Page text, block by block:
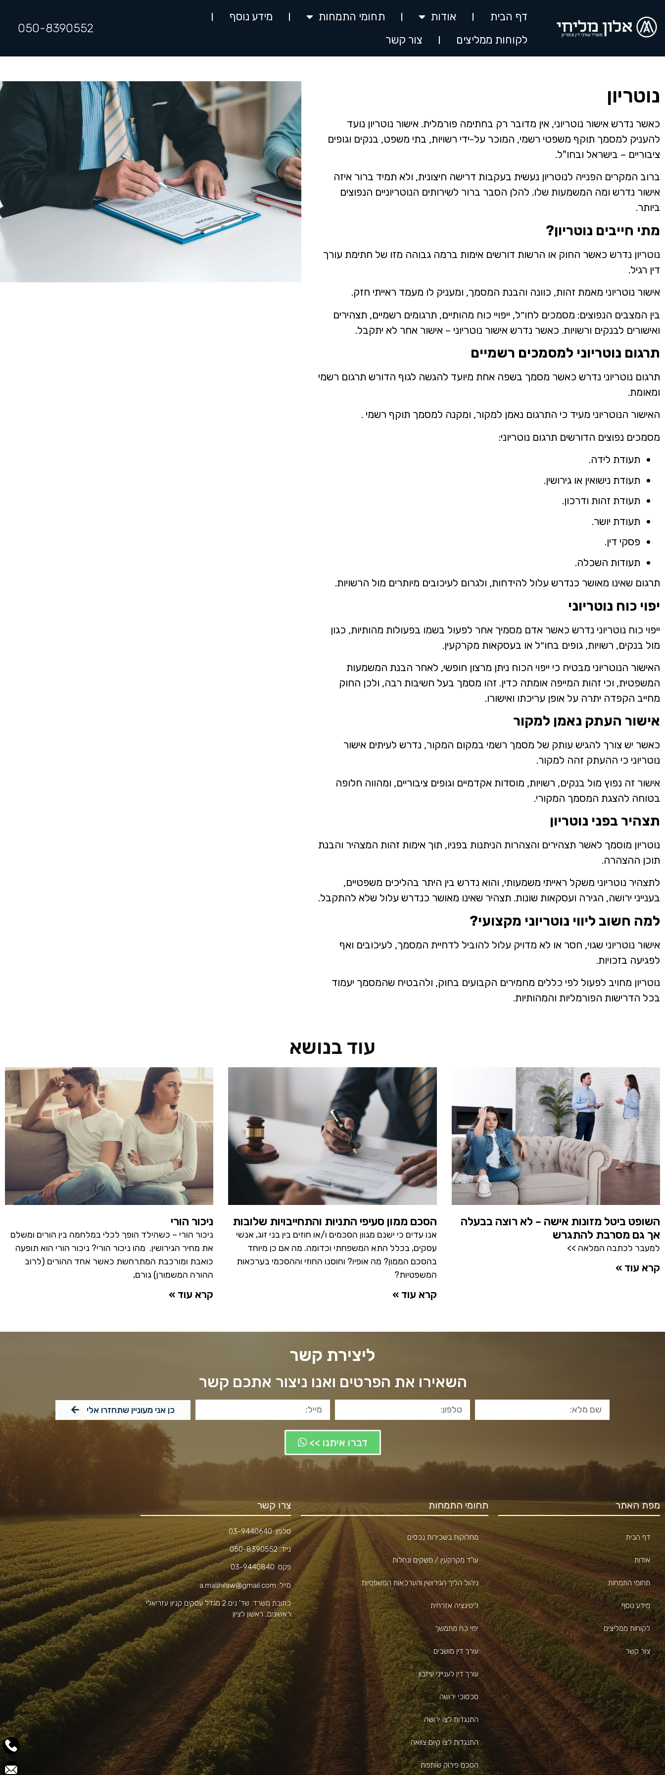
דף הבית אודות תחומי התמחות
מידע נוסף
לקוחות ממליצים
צור קשר
050-8390552
נוטריון
כאשר נדרש אישור נוטריוני, אין מדובר רק בחתימה פורמלית. אישור נוטריון נועד
להעניק למסמך תוקף משפטי רשמי, המוכר על-ידי רשויות, בתי משפט, בנקים וגופים
ציבוריים – בישראל ובחו"ל.
ברוב המקרים הפנייה לנוטריון נעשית בעקבות דרישה חיצונית, ולא תמיד ברור איזה
אישור נדרש ומה המשמעות שלו. להלן הסבר ברור לשירותים הנוטריוניים הנפוצים
ביותר.
מתי חייבים נוטריון?
נוטריון נדרש כאשר החוק או הרשות דורשים אימות ברמה גבוהה מזו של חתימת עורך
דין רגיל.
אישור נוטריוני מאמת זהות, כוונה והבנת המסמך, ומעניק לו מעמד ראייתי חזק.
בין המצבים הנפוצים: מסמכים לחו״ל, ייפויי כוח מהותיים, תרגומים רשמיים, תצהירים
ואישורים לבנקים ורשויות. כאשר נדרש אישור נוטריוני – אישור אחר לא יתקבל.
תרגום נוטריוני למסמכים רשמיים
תרגום נוטריוני נדרש כאשר מסמך בשפה אחת מיועד להגשה לגוף הדורש תרגום רשמי
ומאומת.
האישור הנוטריוני מעיד כי התרגום נאמן למקור, ומקנה למסמך תוקף רשמי .
מסמכים נפוצים הדורשים תרגום נוטריוני:
תעודת לידה.
תעודת נישואין או גירושין.
תעודת זהות ודרכון.
תעודת יושר.
פסקי דין.
תעודות השכלה.
תרגום שאינו מאושר כנדרש עלול להידחות, ולגרום לעיכובים מיותרים מול הרשויות.
יפוי כוח נוטריוני
ייפוי כוח נוטריוני נדרש כאשר אדם מסמיך אחר לפעול בשמו בפעולות מהותיות, כגון
מול בנקים, רשויות, גופים בחו״ל או בעסקאות מקרקעין.
האישור הנוטריוני מבטיח כי ייפוי הכוח ניתן מרצון חופשי, לאחר הבנת המשמעות
המשפטית, וכי זהות המייפה אומתה כדין. זהו מסמך בעל חשיבות רבה, ולכן החוק
מחייב הקפדה יתרה על אופן עריכתו ואישורו.
אישור העתק נאמן למקור
כאשר יש צורך להגיש עותק של מסמך רשמי במקום המקור, נדרש לעיתים אישור
נוטריוני כי ההעתק זהה למקור.
אישור זה נפוץ מול בנקים, רשויות, מוסדות אקדמיים וגופים ציבוריים, ומהווה חלופה
בטוחה להצגת המסמך המקורי.
תצהיר בפני נוטריון
נוטריון מוסמך לאשר תצהירים והצהרות הניתנות בפניו, תוך אימות זהות המצהיר והבנת
תוכן ההצהרה.
לתצהיר נוטריוני משקל ראייתי משמעותי, והוא נדרש בין היתר בהליכים משפטיים,
בענייני ירושה, הגירה ועסקאות שונות. תצהיר שאינו מאושר כנדרש עלול שלא להתקבל.
למה חשוב ליווי נוטריוני מקצועי?
אישור נוטריוני שגוי, חסר או לא מדויק עלול להוביל לדחיית המסמך, לעיכובים ואף
לפגיעה בזכויות.
נוטריון מחויב לפעול לפי כללים מחמירים הקבועים בחוק, ולהבטיח שהמסמך יעמוד
בכל הדרישות הפורמליות והמהותיות.
עוד בנושא
השופט ביטל מזונות אישה – לא רוצה בבעלה
אך גם מסרבת להתגרש
למעבר לכתבה המלאה >>
קרא עוד »
הסכם ממון סעיפי התניות והתחייבויות שלובות
אנו עדים כי ישנם מגוון הסכמים ו/או חוזים בין בני זוג, אנשי
עסקים, בכלל התא המשפחתי וכדומה. מה אם כן מיוחד
בהסכם הממון? מה אופיו? וחוסנו החוזי וההסכמי בערכאות
המשפטיות?
קרא עוד »
ניכור הורי
ניכור הורי – כשהילד הופך לכלי במלחמה בין הורים ומשלם
את מחיר הגירושין. מהו ניכור הורי? ניכור הורי הוא תופעה
כואבת ומורכבת המתרחשת כאשר אחד ההורים (לרוב
ההורה המשמורן) גורם,
קרא עוד »
ליצירת קשר
השאירו את הפרטים ואנו ניצור אתכם קשר
כן אני מעוניין שתחזרו אלי
דברו איתנו >>
מפת האתר
דף הבית
אודות
תחומי התמחות
מידע נוסף
לקוחות ממליצים
צור קשר
תחומי התמחות
מחלוקות בשכירות נכסים
עו"ד מקרקעין / משקים ונחלות
ניהול הליך הגירושין והערכאות המשפטיות
ליטיגציה אזרחית
יפוי כח מתמשך
עורך דין מושבים
עורך דין לענייני עיזבון
סכסוכי ירושה
התנגדות לצו ירושה
התנגדות לצו קיום צוואה
הסכם פירוק שותפות
צרו קשר
טלפון:03-9440640
נייד:050-8390552
פקס: 03-9440840
מייל: a.malihilaw@gmail.com
כתובת משרד:
שד' נים 2 מגדל עסקים קניון עזריאלי
ראשונים, ראשון לציון